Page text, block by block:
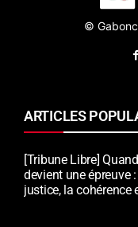
©
ARTICLES
[Tribune Libre]
devient une épreuve
justice, la cohérence